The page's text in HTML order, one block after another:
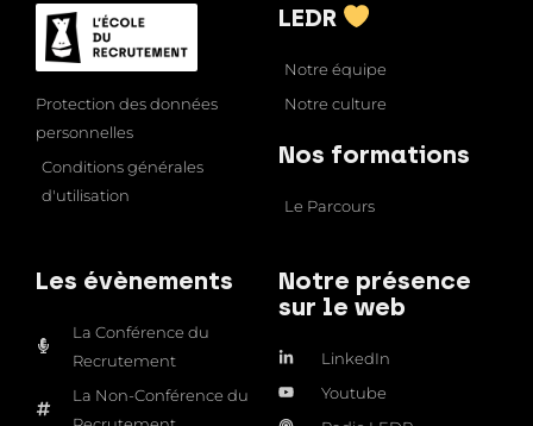
Protection des données
personnelles
Conditions générales
d'utilisation
LEDR
Notre équipe
Notre culture
Nos formations
Le Parcours
Les évènements
La Conférence du
Recrutement
La Non-Conférence du
Notre présence
sur le web
LinkedIn
Youtube